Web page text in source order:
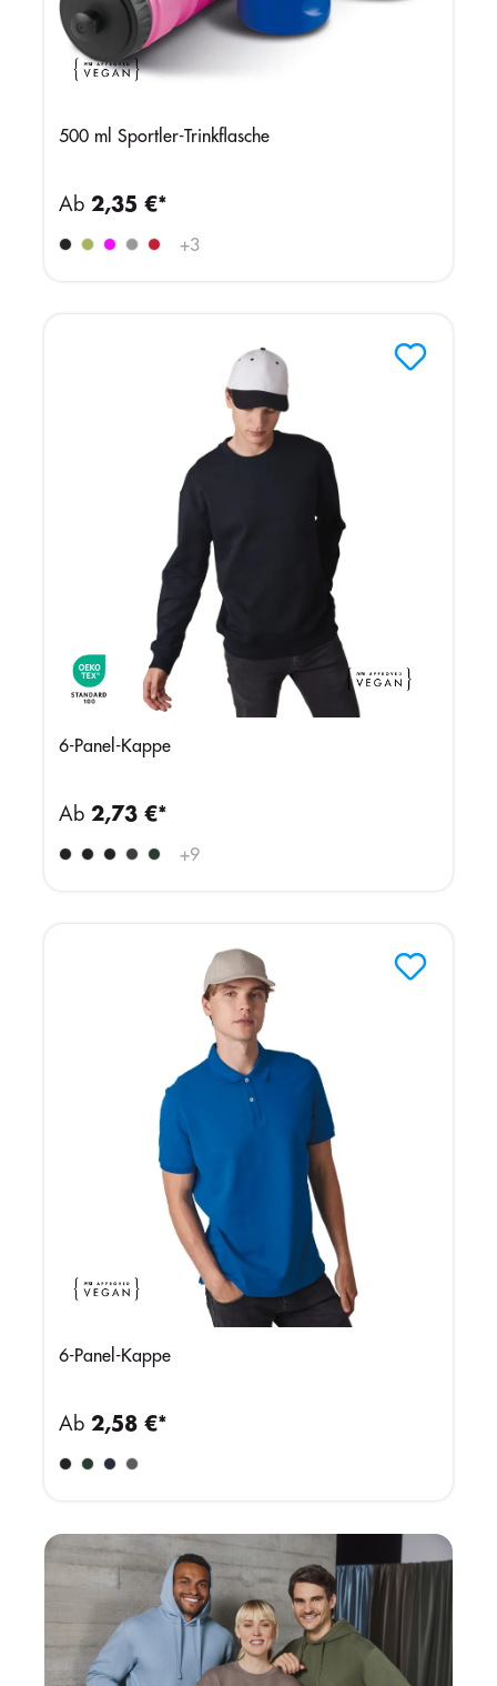
500 ml Sportler-Trinkflasche
+3
Ab 2,35 €*
6-Panel-Kappe
+9
Ab 2,73 €*
6-Panel-Kappe
Ab 2,58 €*